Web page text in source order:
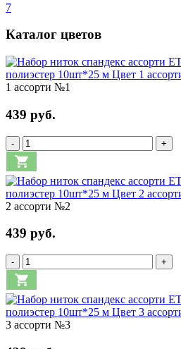
7
Каталог цветов
1 ассорти №1
439 руб.
- +
2 ассорти №2
439 руб.
- +
3 ассорти №3